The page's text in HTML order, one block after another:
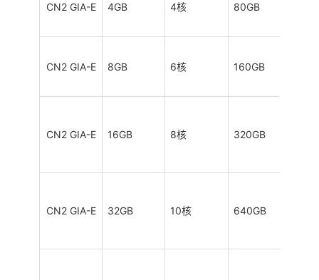
CN2 GIA-E 4GB 4核 80GB
CN2 GIA-E 8GB 6核 160GB
CN2 GIA-E 16GB 8核 320GB
CN2 GIA-E 32GB 10核 640GB